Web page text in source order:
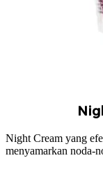
Night Cream yang
menyamarkan noda-